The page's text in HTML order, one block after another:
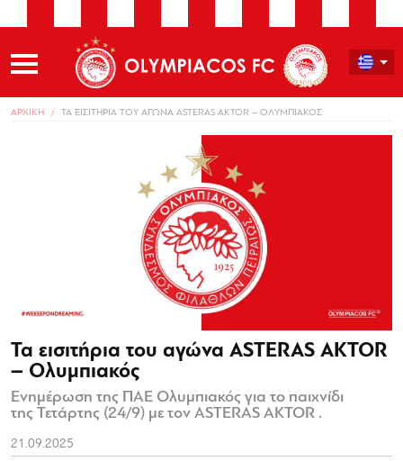
ΑΡΧΙΚΗ ΤΑ ΕΙΣΙΤΗΡΙΑ ΤΟΥ ΑΓΩΝΑ ASTERAS AKTOR – ΟΛΥΜΠΙΑΚΟΣ
Τα εισιτήρια του αγώνα ASTERAS AKTOR
– Ολυμπιακός
Ενημέρωση της ΠΑΕ Ολυμπιακός για το παιχνίδι
της Τετάρτης (24/9) με τον ASTERAS AKTOR .
21.09.2025